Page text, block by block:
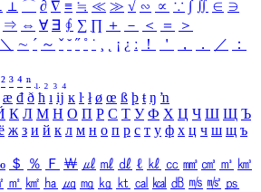
⊥ ⌒ ∂ ∇ ≡ ≒ ≪ ≫ √ ∽ ∝ ∵ ∫ ∬ ∈ ∋
⇒ ⇔ ∀ ∃ ∮ ∑ ∏ ＋ － ＜ ＝
＞
＼ ∼ ´ ～ ˇ ˘ ˝ ˚ ˙ ¸ ¡ ¿ ː ！ ＇ ， ． ／
：
² ³ ⁴ ⁿ ₁ ₂ ₃ ₄
æ đ ð ħ ı ĳ ĸ ŀ ł ø œ ß þ ŧ ŋ ŉ
К Л М Н О П Р С Т У Ф Х Ц Ч Ш Щ Ъ
ж з и й к л м н о п р с т у ф х ц ч ш щ ъ
＄ ％ Ｆ ￦ ㎕ ㎖ ㎗ ℓ ㎘ ㏄ ㎣ ㎤ ㎥ ㎦
㎡ ㎢ ㏊ ㎍ ㎎ ㎏ ㏏ ㎈ ㎉ ㏈ ㎧ ㎨ ㎰